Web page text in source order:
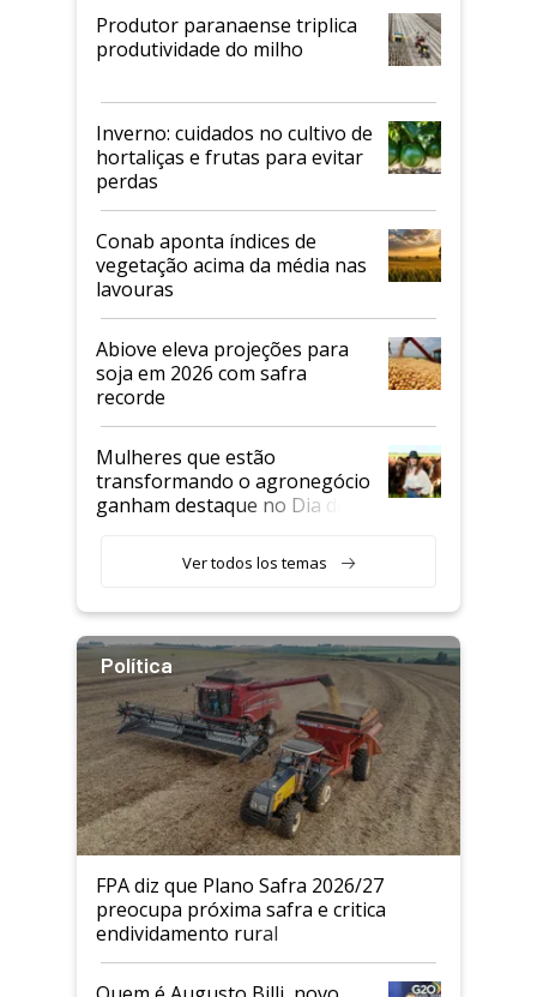
Produtor paranaense triplica
produtividade do milho
Inverno: cuidados no cultivo de
hortaliças e frutas para evitar
perdas
Conab aponta índices de
vegetação acima da média nas
lavouras
Abiove eleva projeções para
soja em 2026 com safra
recorde
Mulheres que estão
transformando o agronegócio
ganham destaque no Dia do
Ver todos los temas
Política
FPA diz que Plano Safra 2026/27
preocupa próxima safra e critica
endividamento rural